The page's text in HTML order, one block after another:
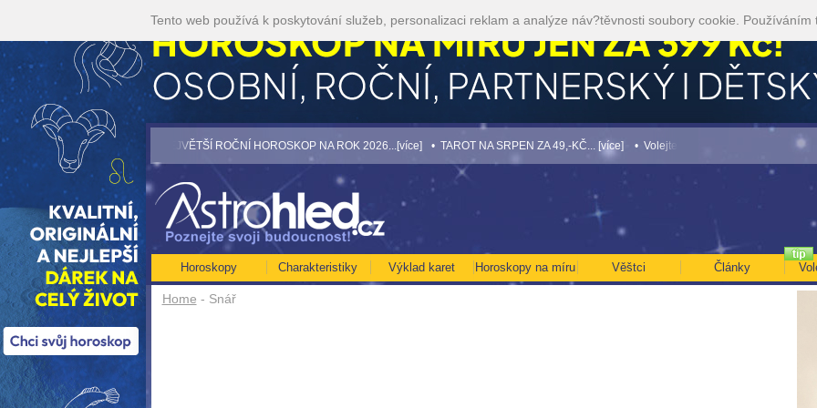
Home - Snář
Horoskopy Charakteristiky Výklad karet Horoskopy na míru Věštci Články
akci 35kč/min! [více] • NEJVĚTŠÍ ROČNÍ HOROSKOP NA ROK 2026...[více] • TAROT NA SRPEN ZA 49,-KČ... [více] • Volejte kartářkám levněji a využijte akci
Tento web používá k poskytování služeb, personalizaci reklam a analýze náv?těvnosti soubory cookie. Používáním